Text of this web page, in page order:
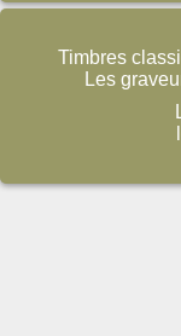
Timbres
Les